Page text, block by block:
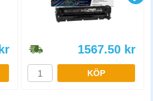
kr 1567.50 kr
KÖP